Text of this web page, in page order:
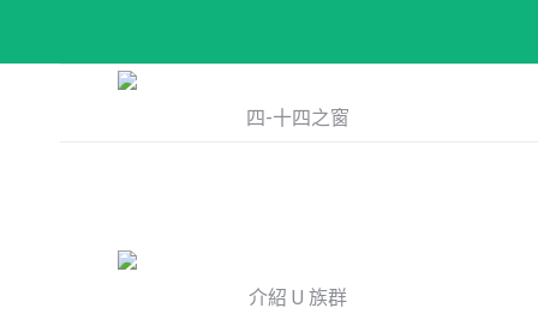
四-十四之窗
介紹 U 族群